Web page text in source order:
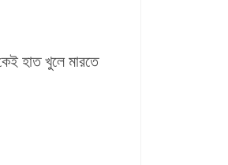
হাত খুলে মারতে